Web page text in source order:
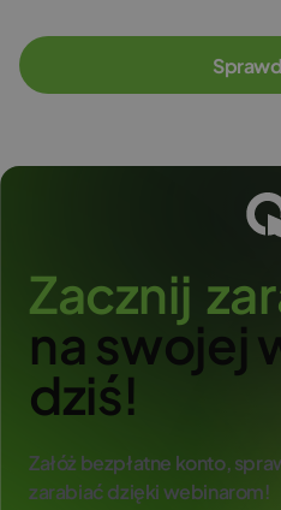
Zacznij zar
na swojej
dziś!
Załóż bezpłatne konto,
zarabiać dzięki webinarom!